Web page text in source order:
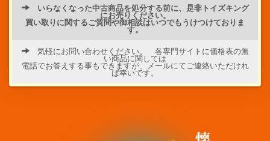
いらなくなった中古商品を処分する前に、是非トイズキング
にお売りください。
買い取りに関するご質問や御相談はいつでもうけつけておりま
す。
気軽にお問い合わせください。 各専門サイトに価格表の無
い商品に関しては
電話でお答えする事もできますが、メールにてご連絡いただけれ
ば幸いです。